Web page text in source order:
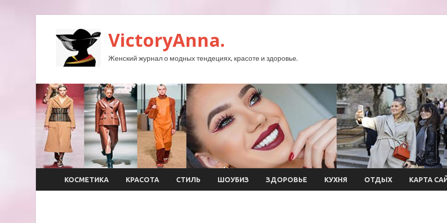
VictoryAnna.
Женский журнал о модных тендециях, красоте и здоровье.
КОСМЕТИКА КРАСОТА СТИЛЬ ШОУБИЗ ЗДОРОВЬЕ КУХНЯ ОТДЫХ КАРТА